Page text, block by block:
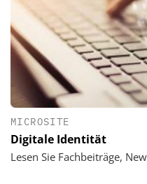
MICROSITE
Digitale Identität
Lesen Sie Fachbeiträge,